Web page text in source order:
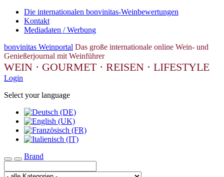
Die internationalen bonvinitas-Weinbewertungen
Kontakt
Mediadaten / Werbung
bonvinitas Weinportal Das große internationale online Wein- und
Genießerjournal mit Weinführer
WEIN · GOURMET · REISEN · LIFESTYLE
Login
Select your language
Toggle navigation
Brand